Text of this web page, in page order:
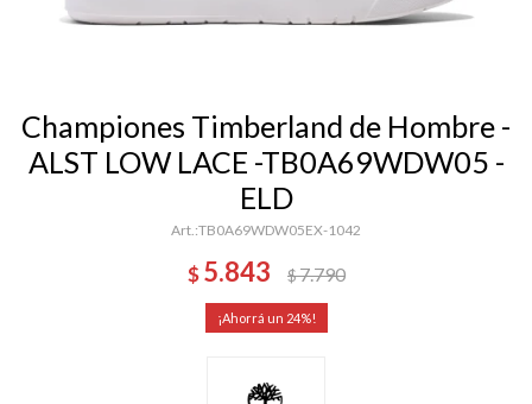
Championes Timberland de Hombre -
ALST LOW LACE -TB0A69WDW05 -
ELD
TB0A69WDW05EX-1042
$ 5.843 $7.790
24